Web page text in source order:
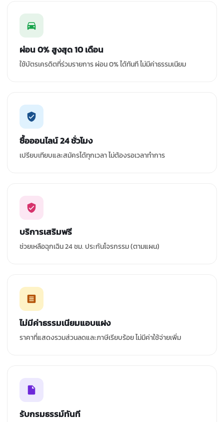
ผ่อน 0% สูงสุด 10 เดือน
ใช้บัตรเครดิตที่ร่วมรายการ ผ่อน 0% ได้ทันที ไม่มีค่าธรรมเนียม
ซื้อออนไลน์ 24 ชั่วโมง
เปรียบเทียบและสมัครได้ทุกเวลา ไม่ต้องรอเวลาทำการ
บริการเสริมฟรี
ช่วยเหลือฉุกเฉิน 24 ชม. ประกันโจรกรรม (ตามแผน)
ไม่มีค่าธรรมเนียมแอบแฝง
ราคาที่แสดงรวมส่วนลดและภาษีเรียบร้อย ไม่มีค่าใช้จ่ายเพิ่ม
รับกรมธรรม์ทันที